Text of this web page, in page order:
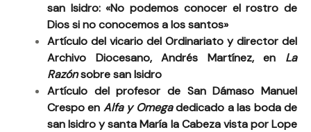
san Isidro: «No podemos conocer el rostro de
Dios si no conocemos a los santos»
Artículo del vicario del Ordinariato y director del
Archivo Diocesano, Andrés Martínez, en La
Razónsobre san Isidro
Artículo del profesor de San Dámaso Manuel
Crespo en Alfa y Omegadedicado a las boda de
san Isidro y santa María la Cabeza vista por Lope